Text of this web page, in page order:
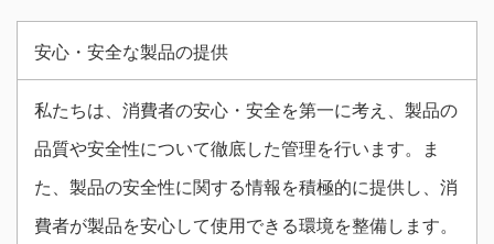
安心・安全な製品の提供
私たちは、消費者の安心・安全を第一に考え、製品の
品質や安全性について徹底した管理を行います。ま
た、製品の安全性に関する情報を積極的に提供し、消
費者が製品を安心して使用できる環境を整備します。